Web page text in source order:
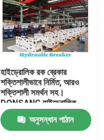
হাইড্রোলিক রক ব্রেকার
শক্তিশালীভাবে নির্মিত, আরও
শক্তিশালী সমর্থন সহ।
DONSANG হাইড্রোলিক
ব্রেকার, ২৪/৭ বিশেষজ্ঞ সহায়তা
সহ। হাইড্রোলিক রক হ্যামার
অ্যাটাচমেন্ট, নির্মাণ যন্ত্রাংশ
অনুসন্ধান পাঠান